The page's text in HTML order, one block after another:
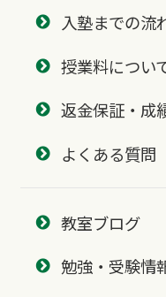
入塾までの流
授業料につい
返金保証・成
よくある質問
教室ブログ
勉強・受験情